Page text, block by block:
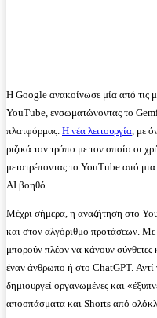
Η Google ανακοίνωσε μία από τις
YouTube, ενσωματώνοντας το
πλατφόρμας. Η νέα λειτουργία , με
ριζικά τον τρόπο με τον οποίο οι
μετατρέποντας το YouTube από
AI βοηθό.
Μέχρι σήμερα, η αναζήτηση στο
και στον αλγόριθμο προτάσεων.
μπορούν πλέον να κάνουν
έναν άνθρωπο ή στο ChatGPT. Αντί
δημιουργεί οργανωμένες και
αποσπάσματα και Shorts από